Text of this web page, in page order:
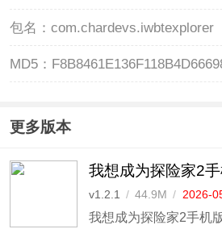
包名： com.chardevs.iwbtexplorer
MD5：
更多版本
我想成为探险家2
v1.2.1 / 44.9M / 2026-